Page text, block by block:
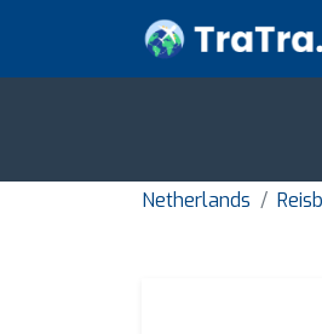
Netherlands